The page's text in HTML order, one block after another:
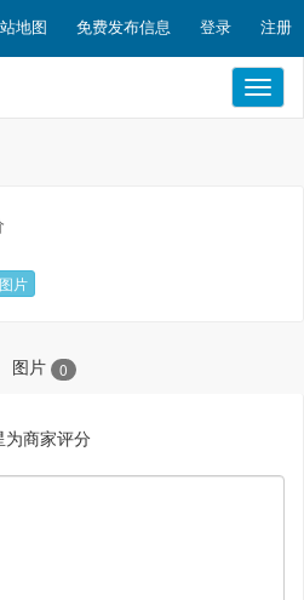
地图 免费发布信息 登录 注册
片
图片 0
为商家评分